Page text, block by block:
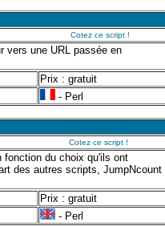
Cotez ce script !
vers une URL passée en
Prix : gratuit
- Perl
Cotez ce script !
fonction du choix qu'ils ont
des autres scripts, JumpNcount
Prix : gratuit
- Perl